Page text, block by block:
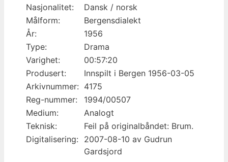
Nasjonalitet:
Dansk / norsk
Målform:
Bergensdialekt
År:
1956
Type:
Drama
Varighet:
00:57:20
Produsert:
Innspilt i Bergen 1956-03-05
Arkivnummer: 4175
Reg-nummer:
1994/00507
Medium:
Analogt
Teknisk:
Feil på originalbåndet: Brum.
Digitalisering:
2007-08-10 av Gudrun
Gardsjord